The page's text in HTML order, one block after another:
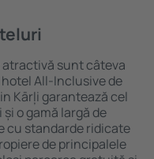
atractivă sunt câteva
All-Inclusive de
Kārļi garantează cel
o gamă largă de
cu standarde ridicate
de principalele